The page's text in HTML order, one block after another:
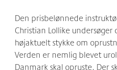
Den prisbelønnede
Christian Lollike
højaktuelt stykke om
Verden er nemlig blevet
Danmark skal opruste. Der